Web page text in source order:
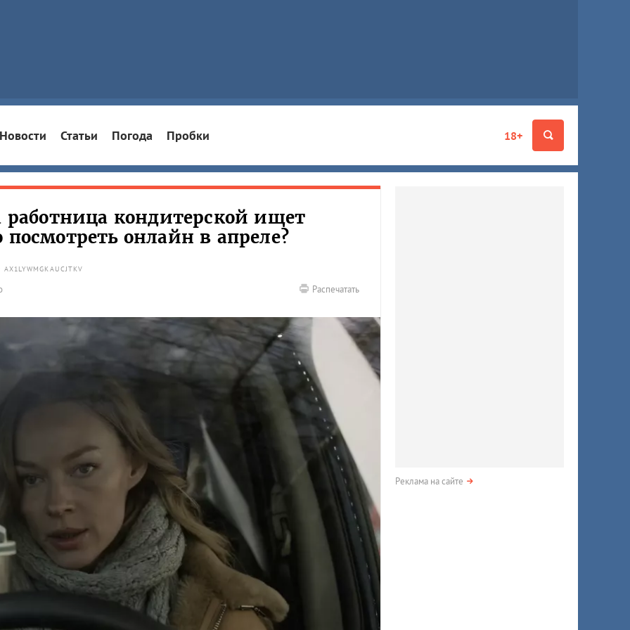
18+
Новости Статьи Погода Пробки
работница кондитерской ищет
онлайн в апреле?
AX1LYWMGKAUCJTKV
Распечатать
Реклама на сайте